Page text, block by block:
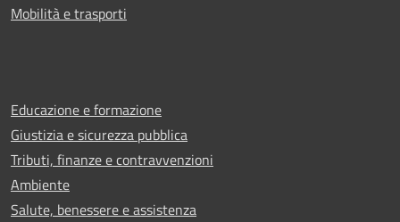
Mobilità e trasporti
Educazione e formazione
Giustizia e sicurezza pubblica
Tributi, finanze e contravvenzioni
Ambiente
Salute, benessere e assistenza